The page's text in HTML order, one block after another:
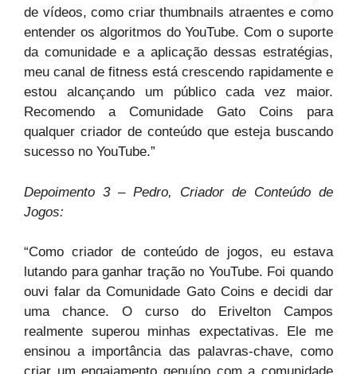
de vídeos, como criar thumbnails atraentes e como
entender os algoritmos do YouTube. Com o suporte
da comunidade e a aplicação dessas estratégias,
meu canal de fitness está crescendo rapidamente e
estou alcançando um público cada vez maior.
Recomendo a Comunidade Gato Coins para
qualquer criador de conteúdo que esteja buscando
sucesso no YouTube.”
Depoimento 3 – Pedro, Criador de Conteúdo de
Jogos:
“Como criador de conteúdo de jogos, eu estava
lutando para ganhar tração no YouTube. Foi quando
ouvi falar da Comunidade Gato Coins e decidi dar
uma chance. O curso do Erivelton Campos
realmente superou minhas expectativas. Ele me
ensinou a importância das palavras-chave, como